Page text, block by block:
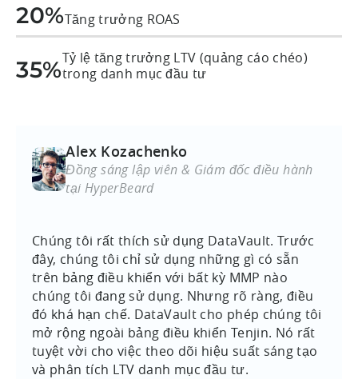
20%Tăng trưởng ROAS
35%Tỷ lệ tăng trưởng LTV (quảng cáo chéo)
trong danh mục đầu tư
Alex Kozachenko
Đồng sáng lập viên & Giám đốc điều hành
tại HyperBeard
Chúng tôi rất thích sử dụng DataVault. Trước
đây, chúng tôi chỉ sử dụng những gì có sẵn
trên bảng điều khiển với bất kỳ MMP nào
chúng tôi đang sử dụng. Nhưng rõ ràng, điều
đó khá hạn chế. DataVault cho phép chúng tôi
mở rộng ngoài bảng điều khiển Tenjin. Nó rất
tuyệt vời cho việc theo dõi hiệu suất sáng tạo
và phân tích LTV danh mục đầu tư.